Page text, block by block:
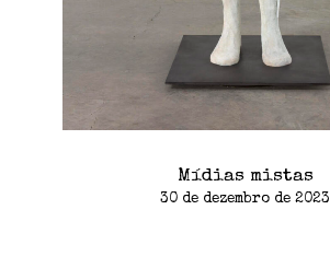
Mídias mistas
30 de dezembro de 2023